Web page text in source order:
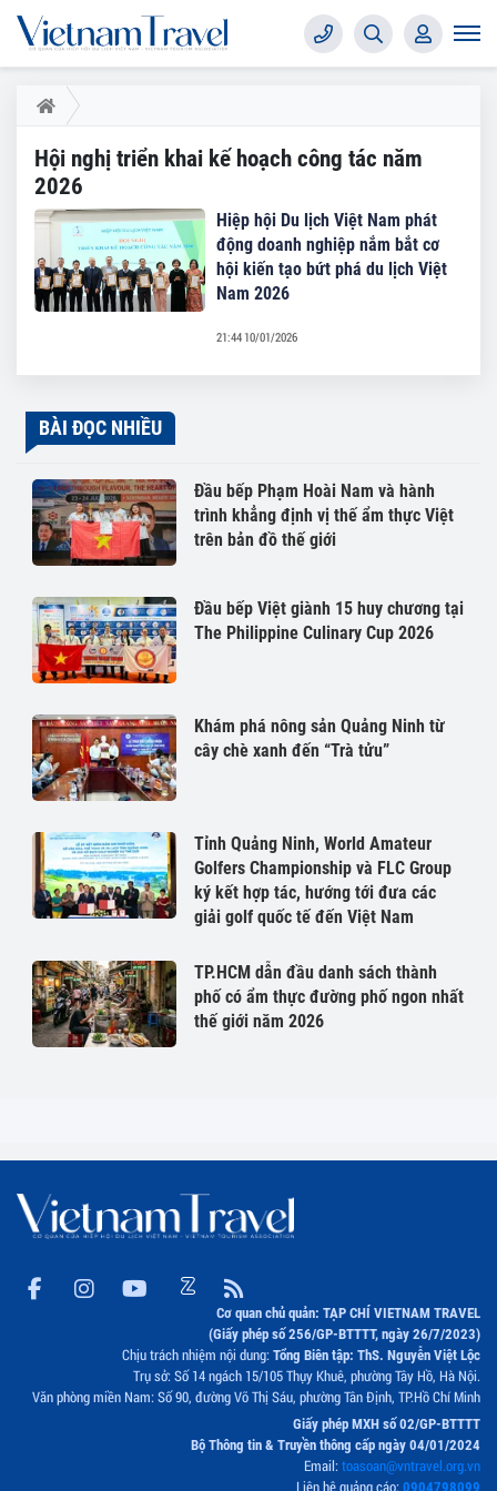
Hội nghị triển khai kế hoạch công tác năm
2026
Hiệp hội Du lịch Việt Nam phát
động doanh nghiệp nắm bắt cơ
hội kiến tạo bứt phá du lịch Việt
Nam 2026
21:44 10/01/2026
BÀI ĐỌC NHIỀU
Đầu bếp Phạm Hoài Nam và hành
trình khẳng định vị thế ẩm thực Việt
trên bản đồ thế giới
Đầu bếp Việt giành 15 huy chương tại
The Philippine Culinary Cup 2026
Khám phá nông sản Quảng Ninh từ
cây chè xanh đến “Trà tửu”
Tỉnh Quảng Ninh, World Amateur
Golfers Championship và FLC Group
ký kết hợp tác, hướng tới đưa các
giải golf quốc tế đến Việt Nam
TP.HCM dẫn đầu danh sách thành
phố có ẩm thực đường phố ngon nhất
thế giới năm 2026
Cơ quan chủ quản: TẠP CHÍ VIETNAM TRAVEL
(Giấy phép số 256/GP-BTTTT, ngày 26/7/2023)
Chịu trách nhiệm nội dung: Tổng Biên tập: ThS. Nguyễn Việt Lộc
Trụ sở: Số 14 ngách 15/105 Thụy Khuê, phường Tây Hồ, Hà Nội.
Văn phòng miền Nam: Số 90, đường Võ Thị Sáu, phường Tân Định, TP.Hồ Chí Minh
Giấy phép MXH số 02/GP-BTTTT
Bộ Thông tin & Truyền thông cấp ngày 04/01/2024
Email:toasoan@vntravel.org.vn
0904798099